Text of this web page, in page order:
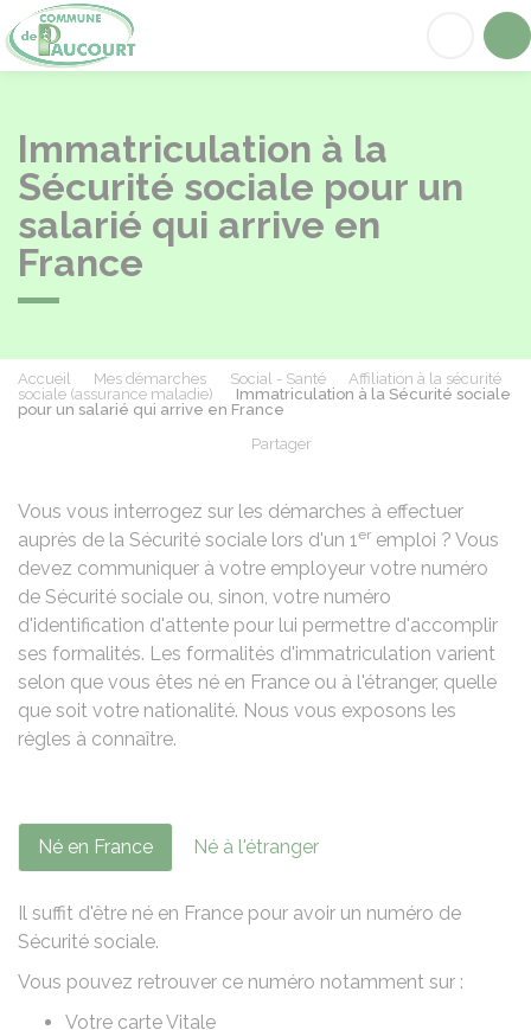
Immatriculation à la
Sécurité sociale pour un
salarié qui arrive en
France
Accueil Mes démarches Social - Santé
Affiliation à la sécurité
sociale (assurance maladie)
Immatriculation à la Sécurité sociale
pour un salarié qui arrive en France
Partager
Vous vous interrogez sur les démarches à effectuer
auprès de la Sécurité sociale lors d'un 1er emploi ? Vous
devez communiquer à votre employeur votre numéro
de Sécurité sociale ou, sinon, votre numéro
d'identification d'attente pour lui permettre d'accomplir
ses formalités. Les formalités d'immatriculation varient
selon que vous êtes né en France ou à l'étranger, quelle
que soit votre nationalité. Nous vous exposons les
règles à connaître.
Né en France Né à l'étranger
Il suffit d'être né en France pour avoir un numéro de
Sécurité sociale.
Vous pouvez retrouver ce numéro notamment sur :
Votre carte Vitale